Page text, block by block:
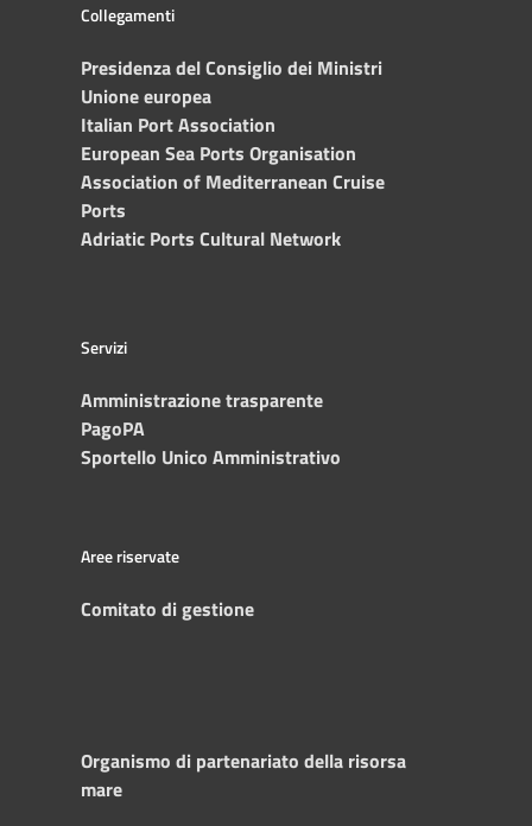
Collegamenti
Presidenza del Consiglio dei Ministri
Unione europea
Italian Port Association
European Sea Ports Organisation
Association of Mediterranean Cruise
Ports
Adriatic Ports Cultural Network
Servizi
Amministrazione trasparente
PagoPA
Sportello Unico Amministrativo
Aree riservate
Comitato di gestione
Organismo di partenariato della risorsa
mare